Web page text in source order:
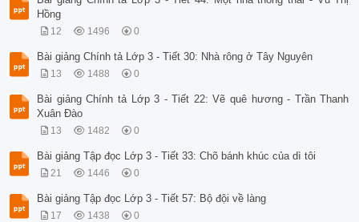
Hồng
12 1496 0
Bài giảng Chính tả Lớp 3 - Tiết 30: Nhà rông ở Tây Nguyên
13 1488 0
Bài giảng Chính tả Lớp 3 - Tiết 22: Vẽ quê hương - Trần Thanh
Xuân Đào
13 1482 0
Bài giảng Tập đọc Lớp 3 - Tiết 33: Chõ bánh khúc của dì tôi
21 1446 0
Bài giảng Tập đọc Lớp 3 - Tiết 57: Bộ đội về làng
17 1438 0